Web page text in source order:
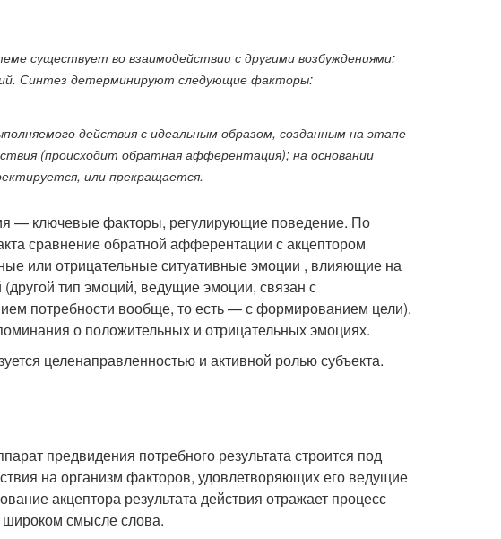
существует во взаимодействии с другими возбуждениями:
Синтез детерминируют следующие факторы:
действия с идеальным образом, созданным на этапе
(происходит обратная афферентация); на основании
или прекращается.
— ключевые факторы, регулирующие поведение. По
сравнение обратной афферентации с акцептором
или отрицательные ситуативные эмоции , влияющие на
тип эмоций, ведущие эмоции, связан с
потребности вообще, то есть — с формированием цели).
о положительных и отрицательных эмоциях.
целенаправленностью и активной ролью субъекта.
предвидения потребного результата строится под
на организм факторов, удовлетворяющих его ведущие
акцептора результата действия отражает процесс
смысле слова.